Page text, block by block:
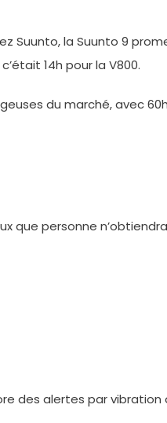
Suunto, la Suunto 9
14h pour la V800.
du marché, avec
que personne
des alertes par vibration